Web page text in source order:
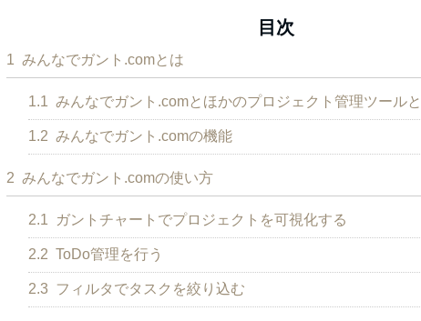
目次
1 みんなでガント.comとは
1.1 みんなでガント.comとほかのプロジェクト管理ツール
1.2 みんなでガント.comの機能
2 みんなでガント.comの使い方
2.1 ガントチャートでプロジェクトを可視化する
2.2 ToDo管理を行う
2.3 フィルタでタスクを絞り込む